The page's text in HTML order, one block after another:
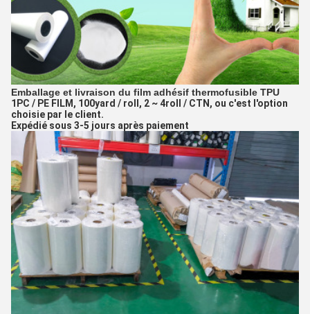
Emballage et livraison du film adhésif thermofusible TPU
1PC / PE FILM, 100yard / roll, 2 ~ 4roll / CTN, ou c'est l'option
choisie par le client.
Expédié sous 3-5 jours après paiement